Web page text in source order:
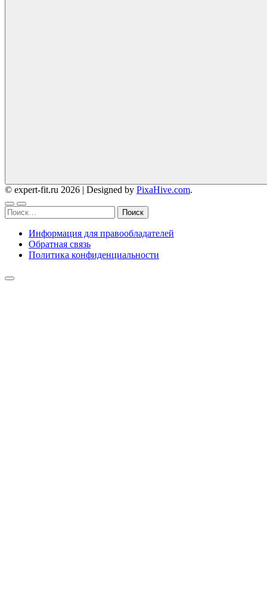
© expert-fit.ru 2026 | Designed by PixaHive.com.
Найти:
Информация для правообладателей
Обратная связь
Политика конфиденциальности